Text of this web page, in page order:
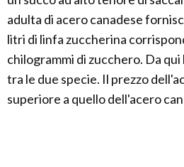
adulta di acero canadese
litri di linfa zuccherina
chilogrammi di zucchero. Da
tra le due specie. Il prezzo
superiore a quello dell'acero